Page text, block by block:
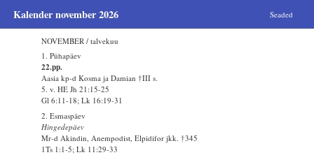
Kalender november 2026 Seaded
NOVEMBER / talvekuu
1. Pühapäev
22.pp.
Aasia kp-d Kosma ja Damian †III s.
5. v. HE Jh 21:15-25
Gl 6:11-18; Lk 16:19-31
2. Esmaspäev
Hingedepäev
Mr-d Akindin, Anempodist, Elpidifor jkk. †345
1Ts 1:1-5; Lk 11:29-33